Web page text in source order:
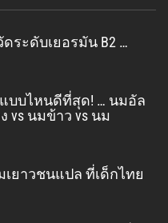
ระดับเยอรมัน B2 …
บบไหนดีที่สุด! … นมอัล
vs นมข้าว vs นม
ยาวชนแปล ที่เด็กไทย